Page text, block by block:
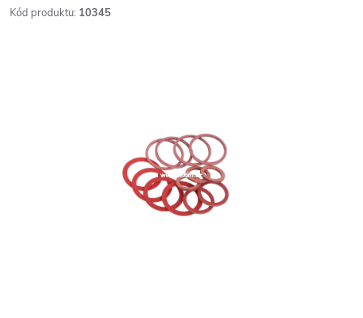
Kód produktu: 10345